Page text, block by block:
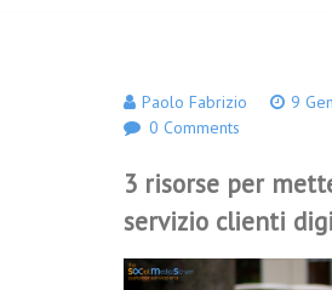
Paolo Fabrizio
9
0 Comments
3 risorse per
servizio clienti